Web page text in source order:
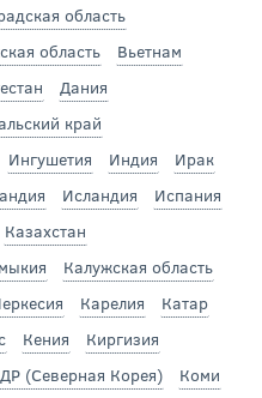
область
область
Вьетнам
Дания
край
Ингушетия Индия
Ирак
Исландия
Испания
Казахстан
Калужская область
Карелия
Катар
Кения
Киргизия
(Северная Корея)
Коми